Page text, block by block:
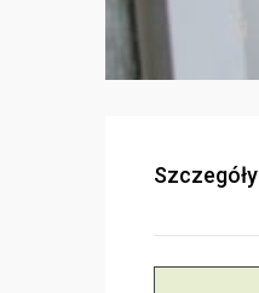
Szczegóły